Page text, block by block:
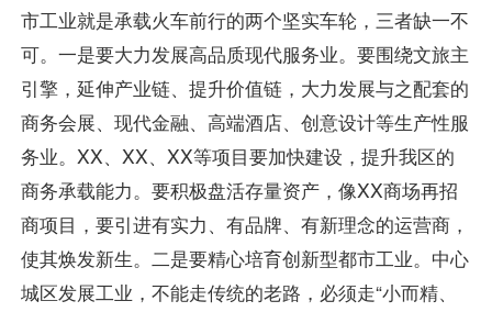
市工业就是承载火车前行的两个坚实车轮，三者缺一不
可。一是要大力发展高品质现代服务业。要围绕文旅主
引擎，延伸产业链、提升价值链，大力发展与之配套的
商务会展、现代金融、高端酒店、创意设计等生产性服
务业。XX、XX、XX等项目要加快建设，提升我区的
商务承载能力。要积极盘活存量资产，像XX商场再招
商项目，要引进有实力、有品牌、有新理念的运营商，
使其焕发新生。二是要精心培育创新型都市工业。中心
城区发展工业，不能走传统的老路，必须走“小而精、